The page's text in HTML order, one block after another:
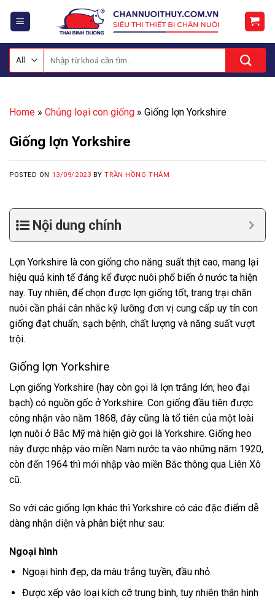
kiếm:
Home » Chủng loại con giống » Giống lợn Yorkshire
Giống lợn Yorkshire
POSTED ON 13/09/2023 BYTRẦN HỒNG THẮM
Nội dung chính
Lợn Yorkshire là con giống cho năng suất thịt cao, mang lại
hiệu quả kinh tế đáng kể được nuôi phổ biến ở nước ta hiện
nay. Tuy nhiên, để chọn được lợn giống tốt, trang trại chăn
nuôi cần phải cân nhắc kỹ lưỡng đơn vị cung cấp uy tín con
giống đạt chuẩn, sạch bệnh, chất lượng và năng suất vượt
trội.
Giống lợn Yorkshire
Lợn giống Yorkshire (hay còn gọi là lợn trắng lớn, heo đại
bạch) có nguồn gốc ở Yorkshire. Con giống đầu tiên được
công nhận vào năm 1868, đây cũng là tổ tiên của một loài
lợn nuôi ở Bắc Mỹ mà hiện giờ gọi là Yorkshire. Giống heo
này được nhập vào miền Nam nước ta vào những năm 1920,
còn đến 1964 thì mới nhập vào miền Bắc thông qua Liên Xô
cũ.
So với các giống lợn khác thì Yorkshire có các đặc điểm dễ
dàng nhận diện và phân biệt như sau:
Ngoại hình
Ngoại hình đẹp, da màu trắng tuyền, đầu nhỏ.
Được xếp vào loại kích cỡ trung bình, tuy nhiên thân hình